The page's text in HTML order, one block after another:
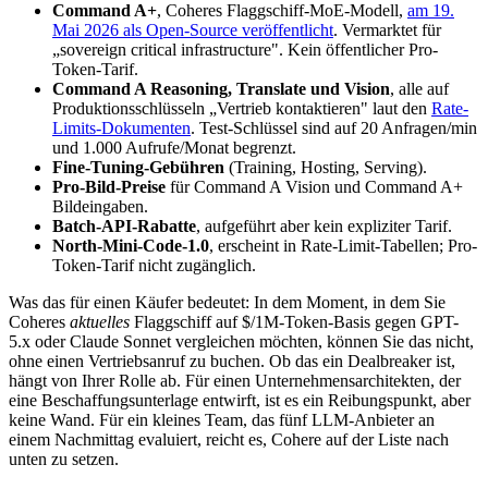
Command A+, Coheres Flaggschiff-MoE-Modell, am 19.
Mai 2026 als Open-Source veröffentlicht. Vermarktet für
„sovereign critical infrastructure". Kein öffentlicher Pro-
Token-Tarif.
Command A Reasoning, Translate und Vision, alle auf
Produktionsschlüsseln „Vertrieb kontaktieren" laut den Rate-
Limits-Dokumenten. Test-Schlüssel sind auf 20 Anfragen/min
und 1.000 Aufrufe/Monat begrenzt.
Fine-Tuning-Gebühren (Training, Hosting, Serving).
Pro-Bild-Preise für Command A Vision und Command A+
Bildeingaben.
Batch-API-Rabatte, aufgeführt aber kein expliziter Tarif.
North-Mini-Code-1.0, erscheint in Rate-Limit-Tabellen; Pro-
Token-Tarif nicht zugänglich.
Was das für einen Käufer bedeutet: In dem Moment, in dem Sie
Coheres aktuelles Flaggschiff auf $/1M-Token-Basis gegen GPT-
5.x oder Claude Sonnet vergleichen möchten, können Sie das nicht,
ohne einen Vertriebsanruf zu buchen. Ob das ein Dealbreaker ist,
hängt von Ihrer Rolle ab. Für einen Unternehmensarchitekten, der
eine Beschaffungsunterlage entwirft, ist es ein Reibungspunkt, aber
keine Wand. Für ein kleines Team, das fünf LLM-Anbieter an
einem Nachmittag evaluiert, reicht es, Cohere auf der Liste nach
unten zu setzen.